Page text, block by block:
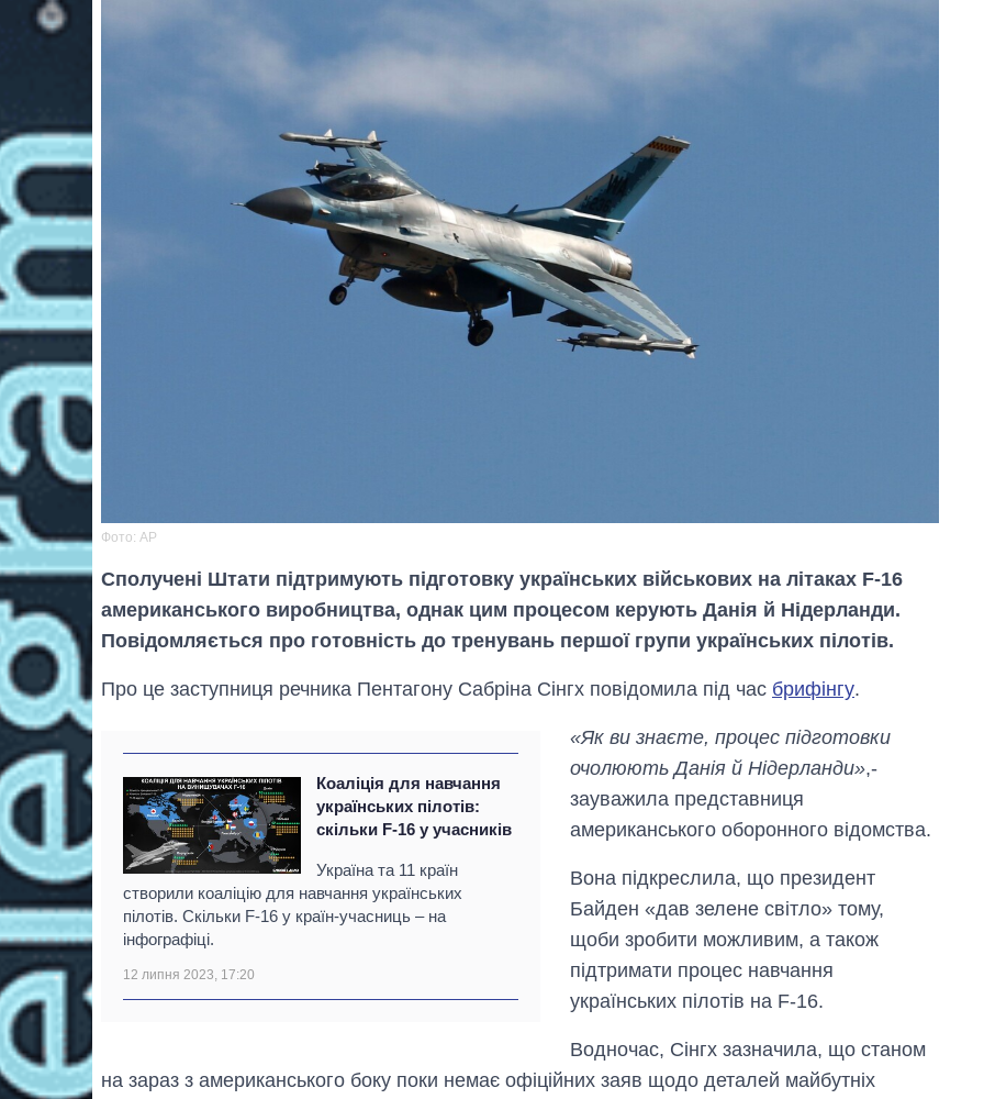
Фото: AP
Сполучені Штати підтримують підготовку українських військових на літаках F-16
американського виробництва, однак цим процесом керують Данія й Нідерланди.
Повідомляється про готовність до тренувань першої групи українських пілотів.
Про це заступниця речника Пентагону Сабріна Сінгх повідомила під час брифінгу.
Коаліція для навчання
українських пілотів:
скільки F-16 у учасників
Україна та 11 країн
створили коаліцію для навчання українських
пілотів. Скільки F-16 у країн-учасниць – на
інфографіці.
12 липня 2023, 17:20
«Як ви знаєте, процес підготовки
очолюють Данія й Нідерланди»,-
зауважила представниця
американського оборонного відомства.
Вона підкреслила, що президент
Байден «дав зелене світло» тому,
щоби зробити можливим, а також
підтримати процес навчання
українських пілотів на F-16.
Водночас, Сінгх зазначила, що станом
на зараз з американського боку поки немає офіційних заяв щодо деталей майбутніх
Скільки картоплі
вирощували в
Україні до і під час